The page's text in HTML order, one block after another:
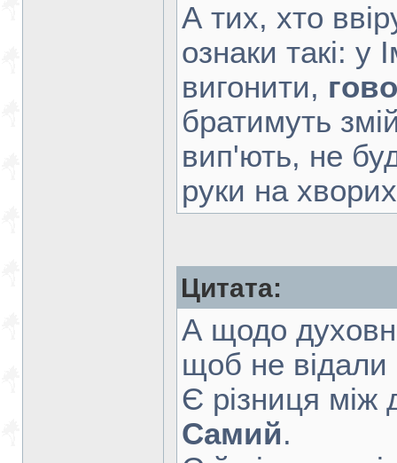
А тих, хто
ознаки такі: у
вигонити,
братимуть
вип'ють, не
руки на
Цитата:
А щодо
щоб не відали
Є різниця
Самий.